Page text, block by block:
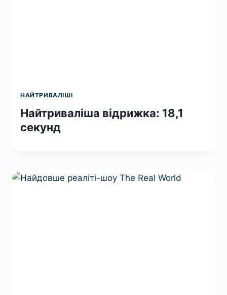
НАЙТРИВАЛІШІ
Найтриваліша відрижка: 18,1
секунд